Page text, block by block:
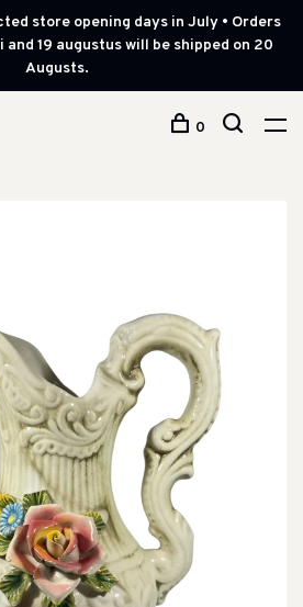
store opening days in July • Orders
19 augustus will be shipped on 20
Augusts.
0